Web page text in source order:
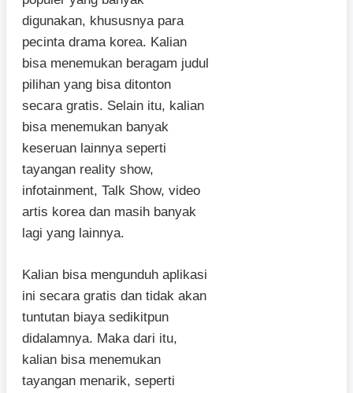
digunakan, khususnya para
pecinta drama korea. Kalian
bisa menemukan beragam judul
pilihan yang bisa ditonton
secara gratis. Selain itu, kalian
bisa menemukan banyak
keseruan lainnya seperti
tayangan reality show,
infotainment, Talk Show, video
artis korea dan masih banyak
lagi yang lainnya.
Kalian bisa mengunduh aplikasi
ini secara gratis dan tidak akan
tuntutan biaya sedikitpun
didalamnya. Maka dari itu,
kalian bisa menemukan
tayangan menarik, seperti